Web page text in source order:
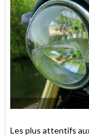
Les plus attentifs